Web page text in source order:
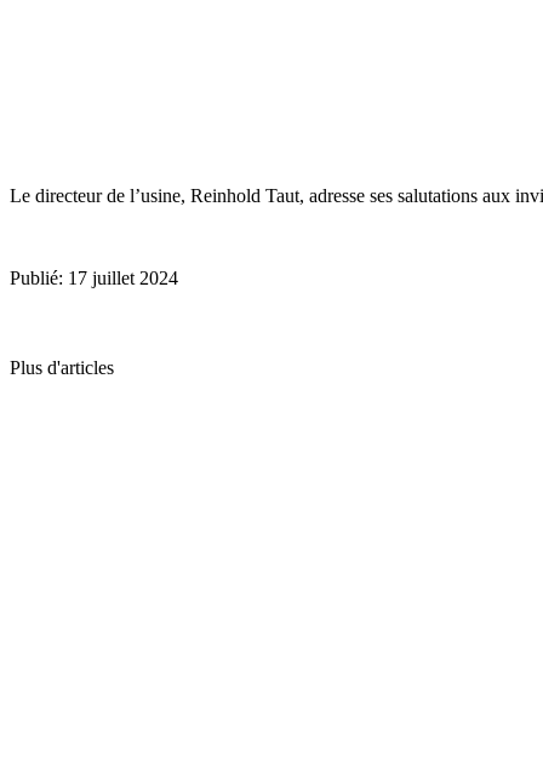
Le directeur de l’usine, Reinhold Taut, adresse ses salutations aux
Publié: 17 juillet 2024
Plus d'articles